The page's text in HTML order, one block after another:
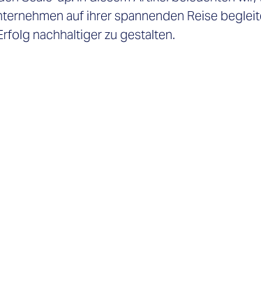
auf ihrer spannenden Reise
nachhaltiger zu gestalten.